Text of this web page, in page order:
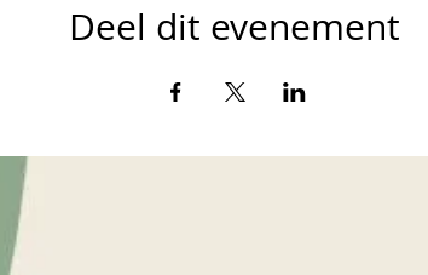
Deel dit evenement